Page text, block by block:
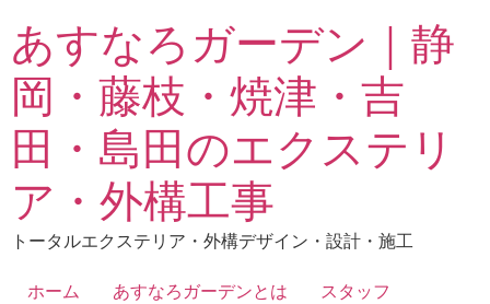
あすなろガーデン｜静
岡・藤枝・焼津・吉
田・島田のエクステリ
ア・外構工事
トータルエクステリア・外構デザイン・設計・施工
ホーム あすなろガーデンとは
スタッフ